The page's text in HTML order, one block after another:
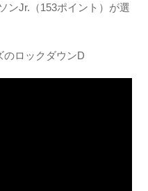
ンJr.（153ポイント）が選
ロックダウンD